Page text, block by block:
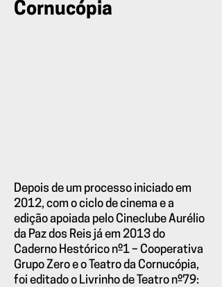
Cornucópia
Depois de um processo iniciado em
2012, com o ciclo de cinema e a
edição apoiada pelo Cineclube Aurélio
da Paz dos Reis já em 2013 do
Caderno Hestórico nº1 – Cooperativa
Grupo Zero e o Teatro da Cornucópia,
foi editado o Livrinho de Teatro nº79: